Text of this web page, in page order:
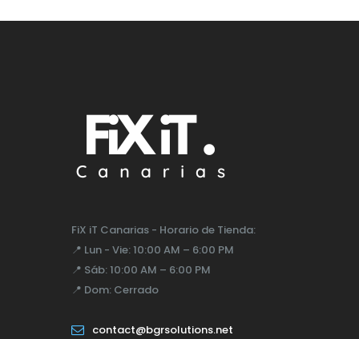
FiX iT Canarias - Horario de Tienda:
📍 Lun - Vie: 10:00 AM – 6:00 PM
📍 Sáb: 10:00 AM – 6:00 PM
📍 Dom: Cerrado
contact@bgrsolutions.net